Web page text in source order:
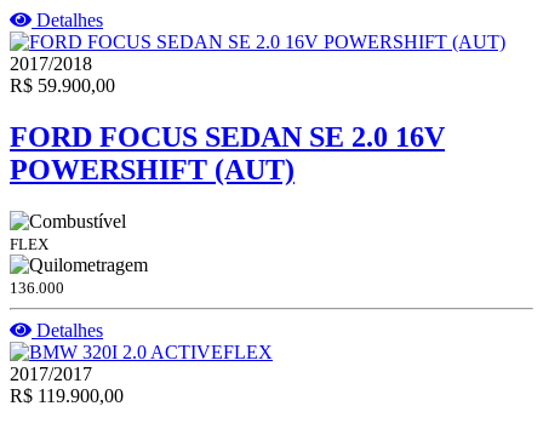
Detalhes
2017/2018
R$ 59.900,00
FORD FOCUS SEDAN SE 2.0 16V
POWERSHIFT (AUT)
FLEX
136.000
Detalhes
2017/2017
R$ 119.900,00